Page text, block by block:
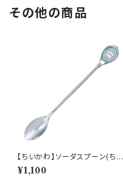
その他の商品
【ちいかわ】ソーダスプーン(ちい
かわ)【CKW40】CKW41-850
¥1,100